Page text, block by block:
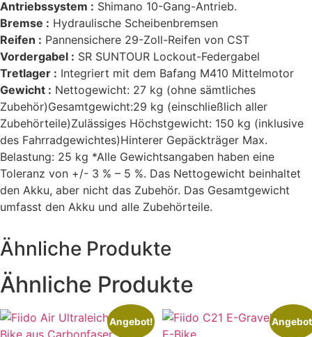
Antriebssystem : Shimano 10-Gang-Antrieb.
Bremse : Hydraulische Scheibenbremsen
Reifen : Pannensichere 29-Zoll-Reifen von CST
Vordergabel : SR SUNTOUR Lockout-Federgabel
Tretlager : Integriert mit dem Bafang M410 Mittelmotor
Gewicht : Nettogewicht: 27 kg (ohne sämtliches
Zubehör)Gesamtgewicht:29 kg (einschließlich aller
Zubehörteile)Zulässiges Höchstgewicht: 150 kg (inklusive
des Fahrradgewichtes)Hinterer Gepäckträger Max.
Belastung: 25 kg *Alle Gewichtsangaben haben eine
Toleranz von +/- 3 % – 5 %. Das Nettogewicht beinhaltet
den Akku, aber nicht das Zubehör. Das Gesamtgewicht
umfasst den Akku und alle Zubehörteile.
Ähnliche Produkte
Ähnliche Produkte
Angebot!